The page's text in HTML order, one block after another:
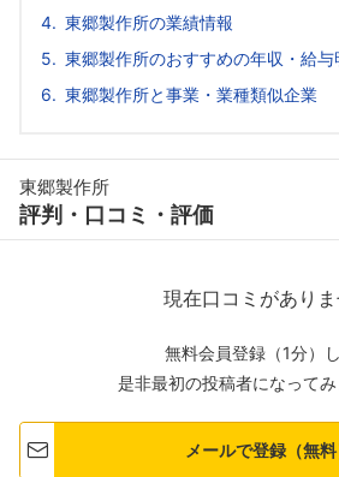
東郷製作所の業績情報
東郷製作所のおすすめの年収・給与
東郷製作所と事業・業種類似企業
東郷製作所
評判・口コミ・評価
現在口コミがあり
無料会員登録（1分）し
是非最初の投稿者になってみ
メールで登録（無料